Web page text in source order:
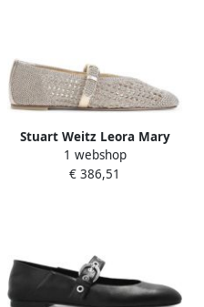
Stuart Weitz Leora Mary
Jane Ballerina's
1 webshop
€ 386,51